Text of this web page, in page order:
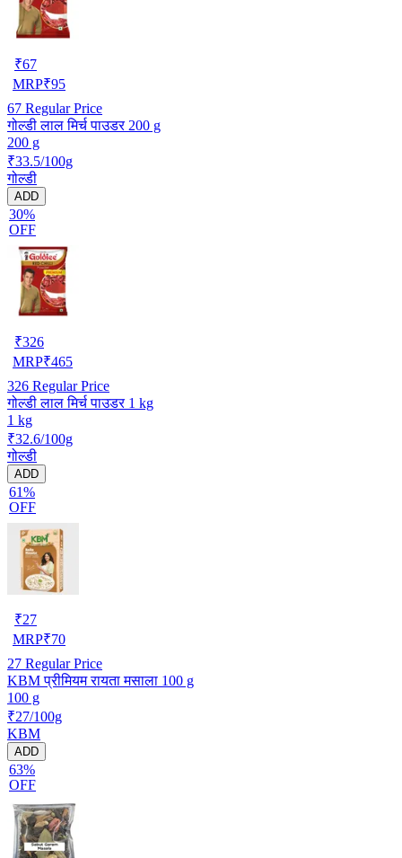
₹67
MRP₹95
67 Regular Price
गोल्डी लाल मिर्च पाउडर 200 g
200 g
₹33.5/100g
गोल्डी
ADD
30%
OFF
₹326
MRP₹465
326 Regular Price
गोल्डी लाल मिर्च पाउडर 1 kg
1 kg
₹32.6/100g
गोल्डी
ADD
61%
OFF
₹27
MRP₹70
27 Regular Price
KBM प्रीमियम रायता मसाला 100 g
100 g
₹27/100g
KBM
ADD
63%
OFF